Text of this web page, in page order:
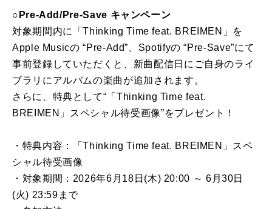
○Pre-Add/Pre-Save キャンペーン
対象期間内に「Thinking Time feat. BREIMEN」を
Apple Musicの “Pre-Add”、Spotifyの “Pre-Save”にて
事前登録していただくと、新曲配信日にご自身のライ
ブラリにアルバムの楽曲が追加されます。
さらに、特典として“「Thinking Time feat.
BREIMEN」スペシャル待受画像”をプレゼント！
・特典内容：「Thinking Time feat. BREIMEN」スペ
シャル待受画像
・対象期間：2026年6月18日(木) 20:00 ～ 6月30日
(火) 23:59まで